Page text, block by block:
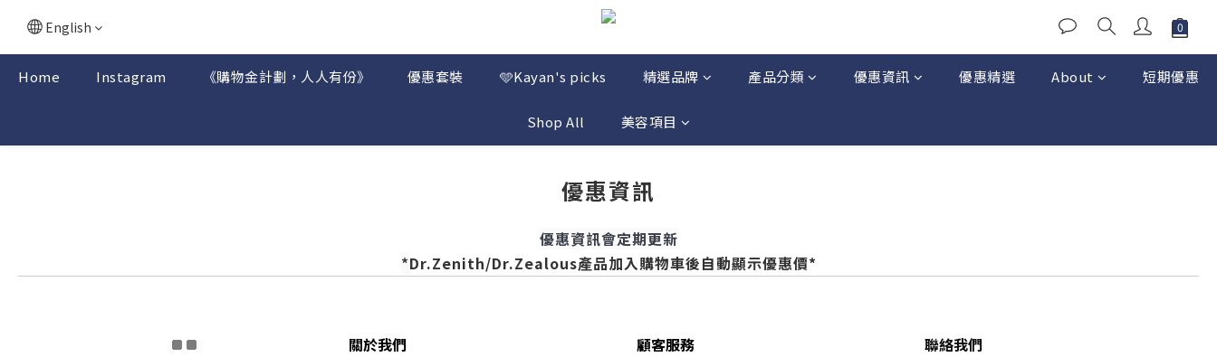
English
Home Instagram 《購物金計劃，人人有份》 優惠套裝 🩵Kayan's picks 精選品牌 產品分類 優惠資訊 優惠精選 About 短期優惠
Shop All 美容項目
優惠資訊
優惠資訊會定期更新
*Dr.Zenith/Dr.Zealous產品加入購物車後自動顯示優惠價*
關於我們
顧客服務
聯絡我們